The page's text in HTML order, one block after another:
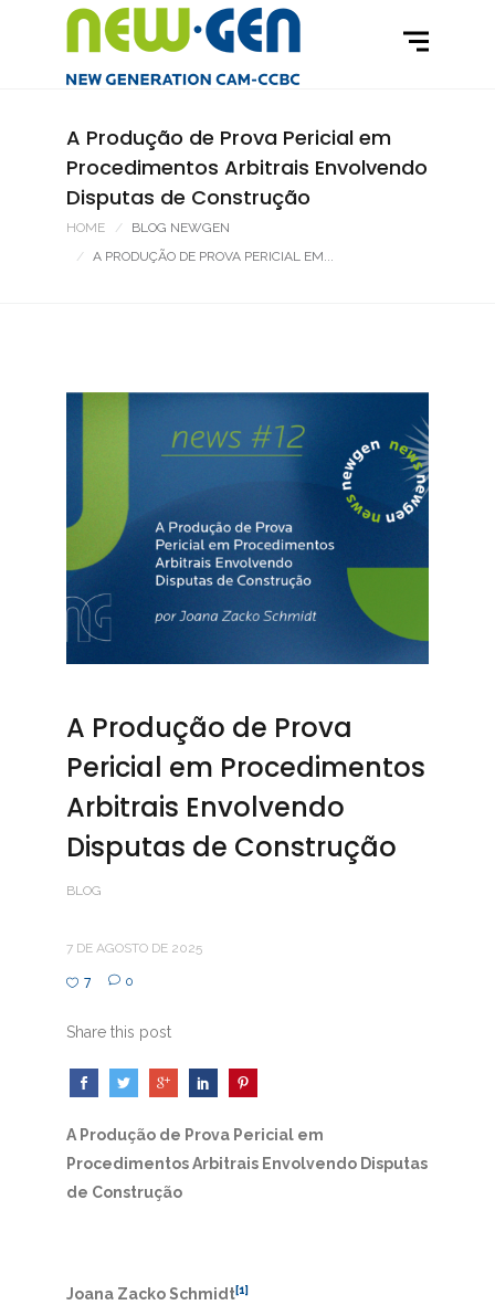
A Produção de Prova Pericial em
Procedimentos Arbitrais Envolvendo
Disputas de Construção
HOME
BLOG NEWGEN
A PRODUÇÃO DE PROVA PERICIAL EM...
A Produção de Prova
Pericial em Procedimentos
Arbitrais Envolvendo
Disputas de Construção
BLOG
7 DE AGOSTO DE 2025
7 0
Share this post
A Produção de Prova Pericial em
Procedimentos Arbitrais Envolvendo Disputas
de Construção
Joana Zacko Schmidt[1]